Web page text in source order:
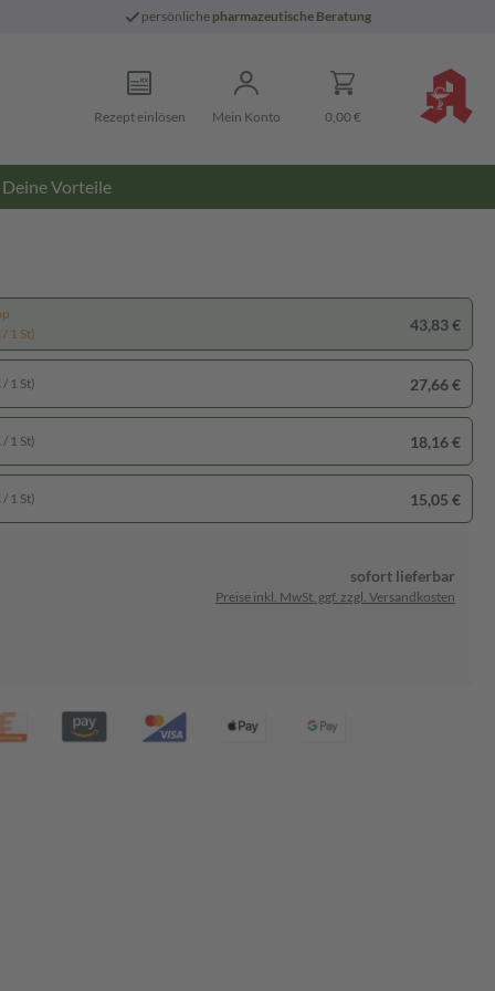
persönliche pharmazeutische Beratung
Rezept einlösen Mein Konto 0,00 €
Deine Vorteile
1 St)
43,83 €
1 St) 27,66 €
1 St) 18,16 €
1 St) 15,05 €
sofort lieferbar
Preise inkl. MwSt. ggf. zzgl. Versandkosten